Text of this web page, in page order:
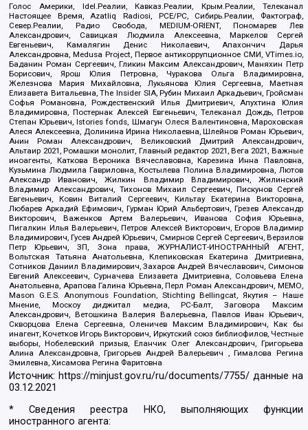
Голос Америки, Idel.Реалии, Кавказ.Реалии, Крым.Реалии, Телеканал
Настоящее Время, Azatliq Radiosi, PCE/PC, Сибирь.Реалии, Фактограф,
Север.Реалии, Радио Свобода, MEDIUM-ORIENT, Пономарев Лев
Александрович, Савицкая Людмила Алексеевна, Маркелов Сергей
Евгеньевич, Камалягин Денис Николаевич, Апахончич Дарья
Александровна, Medusa Project, Первое антикоррупционное СМИ, VTimes.io,
Баданин Роман Сергеевич, Гликин Максим Александрович, Маняхин Петр
Борисович, Ярош Юлия Петровна, Чуракова Ольга Владимировна,
Железнова Мария Михайловна, Лукьянова Юлия Сергеевна, Маетная
Елизавета Витальевна, The Insider SIA, Рубин Михаил Аркадьевич, Гройсман
Софья Романовна, Рождественский Илья Дмитриевич, Апухтина Юлия
Владимировна, Постернак Алексей Евгеньевич, Телеканал Дождь, Петров
Степан Юрьевич, Istories fonds, Шмагун Олеся Валентиновна, Мароховская
Алеся Алексеевна, Долинина Ирина Николаевна, Шлейнов Роман Юрьевич,
Анин Роман Александрович, Великовский Дмитрий Александрович,
Альтаир 2021, Ромашки монолит, Главный редактор 2021, Вега 2021, Важные
иноагенты, Каткова Вероника Вячеславовна, Карезина Инна Павловна,
Кузьмина Людмила Гавриловна, Костылева Полина Владимировна, Лютов
Александр Иванович, Жилкин Владимир Владимирович, Жилинский
Владимир Александрович, Тихонов Михаил Сергеевич, Пискунов Сергей
Евгеньевич, Ковин Виталий Сергеевич, Кильтау Екатерина Викторовна,
Любарев Аркадий Ефимович, Гурман Юрий Альбертович, Грезев Александр
Викторович, Важенков Артем Валерьевич, Иванова София Юрьевна,
Пигалкин Илья Валерьевич, Петров Алексей Викторович, Егоров Владимир
Владимирович, Гусев Андрей Юрьевич, Смирнов Сергей Сергеевич, Верзилов
Петр Юрьевич, ЗП, Зона права, ЖУРНАЛИСТ-ИНОСТРАННЫЙ АГЕНТ,
Вольтская Татьяна Анатольевна, Клепиковская Екатерина Дмитриевна,
Сотников Даниил Владимирович, Захаров Андрей Вячеславович, Симонов
Евгений Алексеевич, Сурначева Елизавета Дмитриевна, Соловьева Елена
Анатольевна, Арапова Галина Юрьевна, Перл Роман Александрович, МЕМО,
Mason G.E.S. Anonymous Foundation, Stichting Bellingcat, Якутия – Наше
Мнение, Москоу диджитал медиа, РС-Балт, Заговора Максим
Александрович, Ветошкина Валерия Валерьевна, Павлов Иван Юрьевич,
Скворцова Елена Сергеевна, Оленичев Максим Владимирович, Как бы
инагент, Кочетков Игорь Викторович, Иркутский союз библиофилов, Честные
выборы, Нобелевский призыв, Еланчик Олег Александрович, Григорьева
Алина Александровна, Григорьев Андрей Валерьевич , Гималова Регина
Эмилевна, Хисамова Регина Фаритовна
Источник: https://minjust.gov.ru/ru/documents/7755/ данные на
03.12.2021
* Сведения реестра НКО, выполняющих функции
иностранного агента: